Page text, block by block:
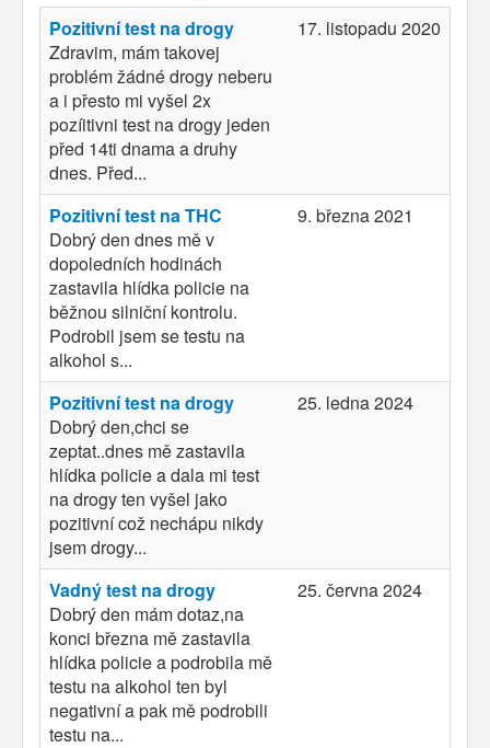
Pozitivní test na drogy
Zdravim, mám takovej
problém žádné drogy neberu
a i přesto mi vyšel 2x
pozíitivni test na drogy jeden
před 14ti dnama a druhy
dnes. Před...
17. listopadu 2020
Pozitivní test na THC
Dobrý den dnes mě v
dopoledních hodinách
zastavila hlídka policie na
běžnou silniční kontrolu.
Podrobil jsem se testu na
alkohol s...
9. března 2021
Pozitivní test na drogy
Dobrý den,chci se
zeptat..dnes mě zastavila
hlídka policie a dala mi test
na drogy ten vyšel jako
pozitivní což nechápu nikdy
jsem drogy...
25. ledna 2024
Vadný test na drogy
Dobrý den mám dotaz,na
konci března mě zastavila
hlídka policie a podrobila mě
testu na alkohol ten byl
negativní a pak mě podrobili
testu na...
25. června 2024